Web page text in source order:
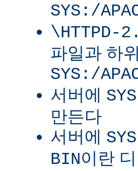
SYS:/
\HTTPD-
파일과 하
SYS:/
서버에
만든다
서버에
BIN이란